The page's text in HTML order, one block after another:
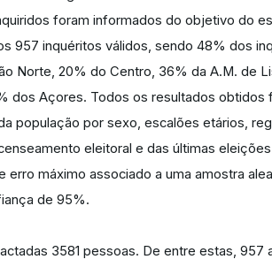
foram informados do objetivo do
957 inquéritos válidos, sendo 48% dos
Norte, 20% do Centro, 36% da A.M. de
dos Açores. Todos os resultados
população por sexo, escalões etários,
eleitoral e das últimas
erro máximo associado a uma amostra
de 95%.
3581 pessoas. De entre estas, 957